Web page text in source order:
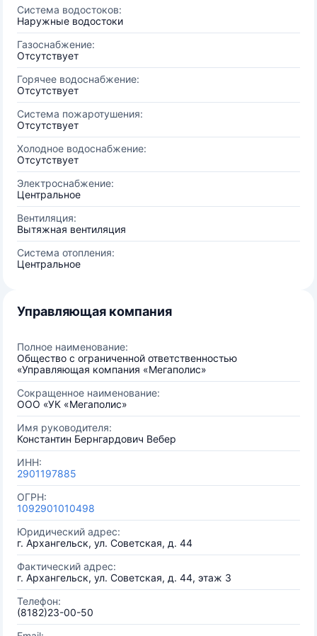
Система водостоков:
Наружные водостоки
Газоснабжение:
Отсутствует
Горячее водоснабжение:
Отсутствует
Система пожаротушения:
Отсутствует
Холодное водоснабжение:
Отсутствует
Электроснабжение:
Центральное
Вентиляция:
Вытяжная вентиляция
Система отопления:
Центральное
Управляющая компания
Полное наименование:
Общество с ограниченной ответственностью
«Управляющая компания «Мегаполис»
Сокращенное наименование:
ООО «УК «Мегаполис»
Имя руководителя:
Константин Бернгардович Вебер
ИНН:
2901197885
ОГРН:
1092901010498
Юридический адрес:
г. Архангельск, ул. Советская, д. 44
Фактический адрес:
г. Архангельск, ул. Советская, д. 44, этаж 3
Телефон:
(8182)23-00-50